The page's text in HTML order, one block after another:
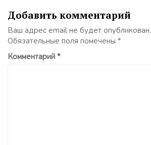
Добавить комментарий
Ваш адрес email не будет опубликован.
Обязательные поля помечены *
Комментарий *